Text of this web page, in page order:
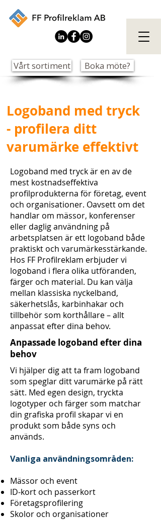
Vårt sortiment Boka möte?
Logoband med tryck
- profilera ditt
varumärke effektivt
Logoband med tryck är en av de
mest kostnadseffektiva
profilprodukterna för företag, event
och organisationer. Oavsett om det
handlar om mässor, konferenser
eller daglig användning på
arbetsplatsen är ett logoband både
praktiskt och varumärkesstärkande.
Hos FF Profilreklam erbjuder vi
logoband i flera olika utföranden,
färger och material. Du kan välja
mellan klassiska nyckelband,
säkerhetslås, karbinhakar och
tillbehör som korthållare – allt
anpassat efter dina behov.
Anpassade logoband efter dina
behov
Vi hjälper dig att ta fram logoband
som speglar ditt varumärke på rätt
sätt. Med egen design, tryckta
logotyper och färger som matchar
din grafiska profil skapar vi en
produkt som både syns och
används.
Vanliga användningsområden:
Mässor och event
ID-kort och passerkort
Företagsprofilering
Skolor och organisationer